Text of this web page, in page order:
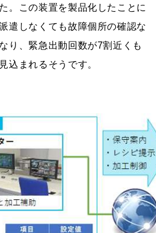
。この装置を製品化したことに
遣しなくても故障個所の確認な
り、緊急出動回数が7割近くも
込まれるそうです。